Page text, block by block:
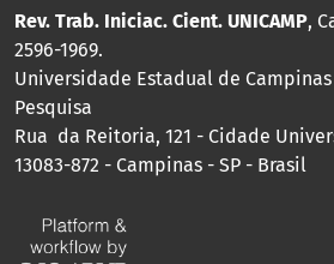
Rev. Trab. Iniciac. Cient. UNICAMP,
2596-1969.
Universidade Estadual de
Pesquisa
Rua da Reitoria, 121 - Cidade
13083-872 - Campinas - SP - Brasil